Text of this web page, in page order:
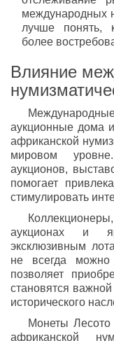
международных
лучше понять,
более
Влияние
аукционные дома
африканской
мировом
аукционов,
помогает
стимулировать
аукционах и
эксклюзивным
не всегда
позволяет
становятся
исторического
Монеты Лесото
африканской